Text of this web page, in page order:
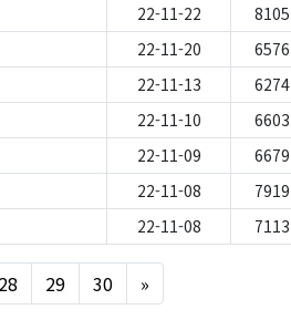
22-11-22
8105
22-11-20
6576
22-11-13
6274
22-11-10
6603
22-11-09
6679
22-11-08
7919
22-11-08 7113
28 29 30 »